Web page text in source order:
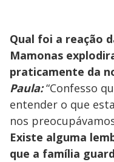
Qual foi a reação
Mamonas
praticamente da
Paula: “Confesso
entender o que
nos
Existe alguma
que a família